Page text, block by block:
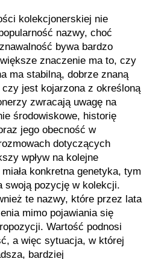
kolekcjonerskiej nie
nazwy, choć
bywa bardzo
znaczenie ma to, czy
ma stabilną, dobrze znaną
jest kojarzona z określoną
zwracają uwagę na
środowiskowe, historię
jego obecność w
dotyczących
wpływ na kolejne
konkretna genetyka, tym
swoją pozycję w kolekcji.
te nazwy, które przez lata
mimo pojawiania się
Wartość podnosi
a więc sytuacja, w której
bardziej